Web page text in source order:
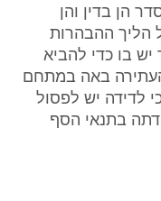
הן בדין והן
הליך ההבהרות
יש בו כדי להביא
העתירה באה במתחם
לדידה יש לפסול
בתנאי הסף